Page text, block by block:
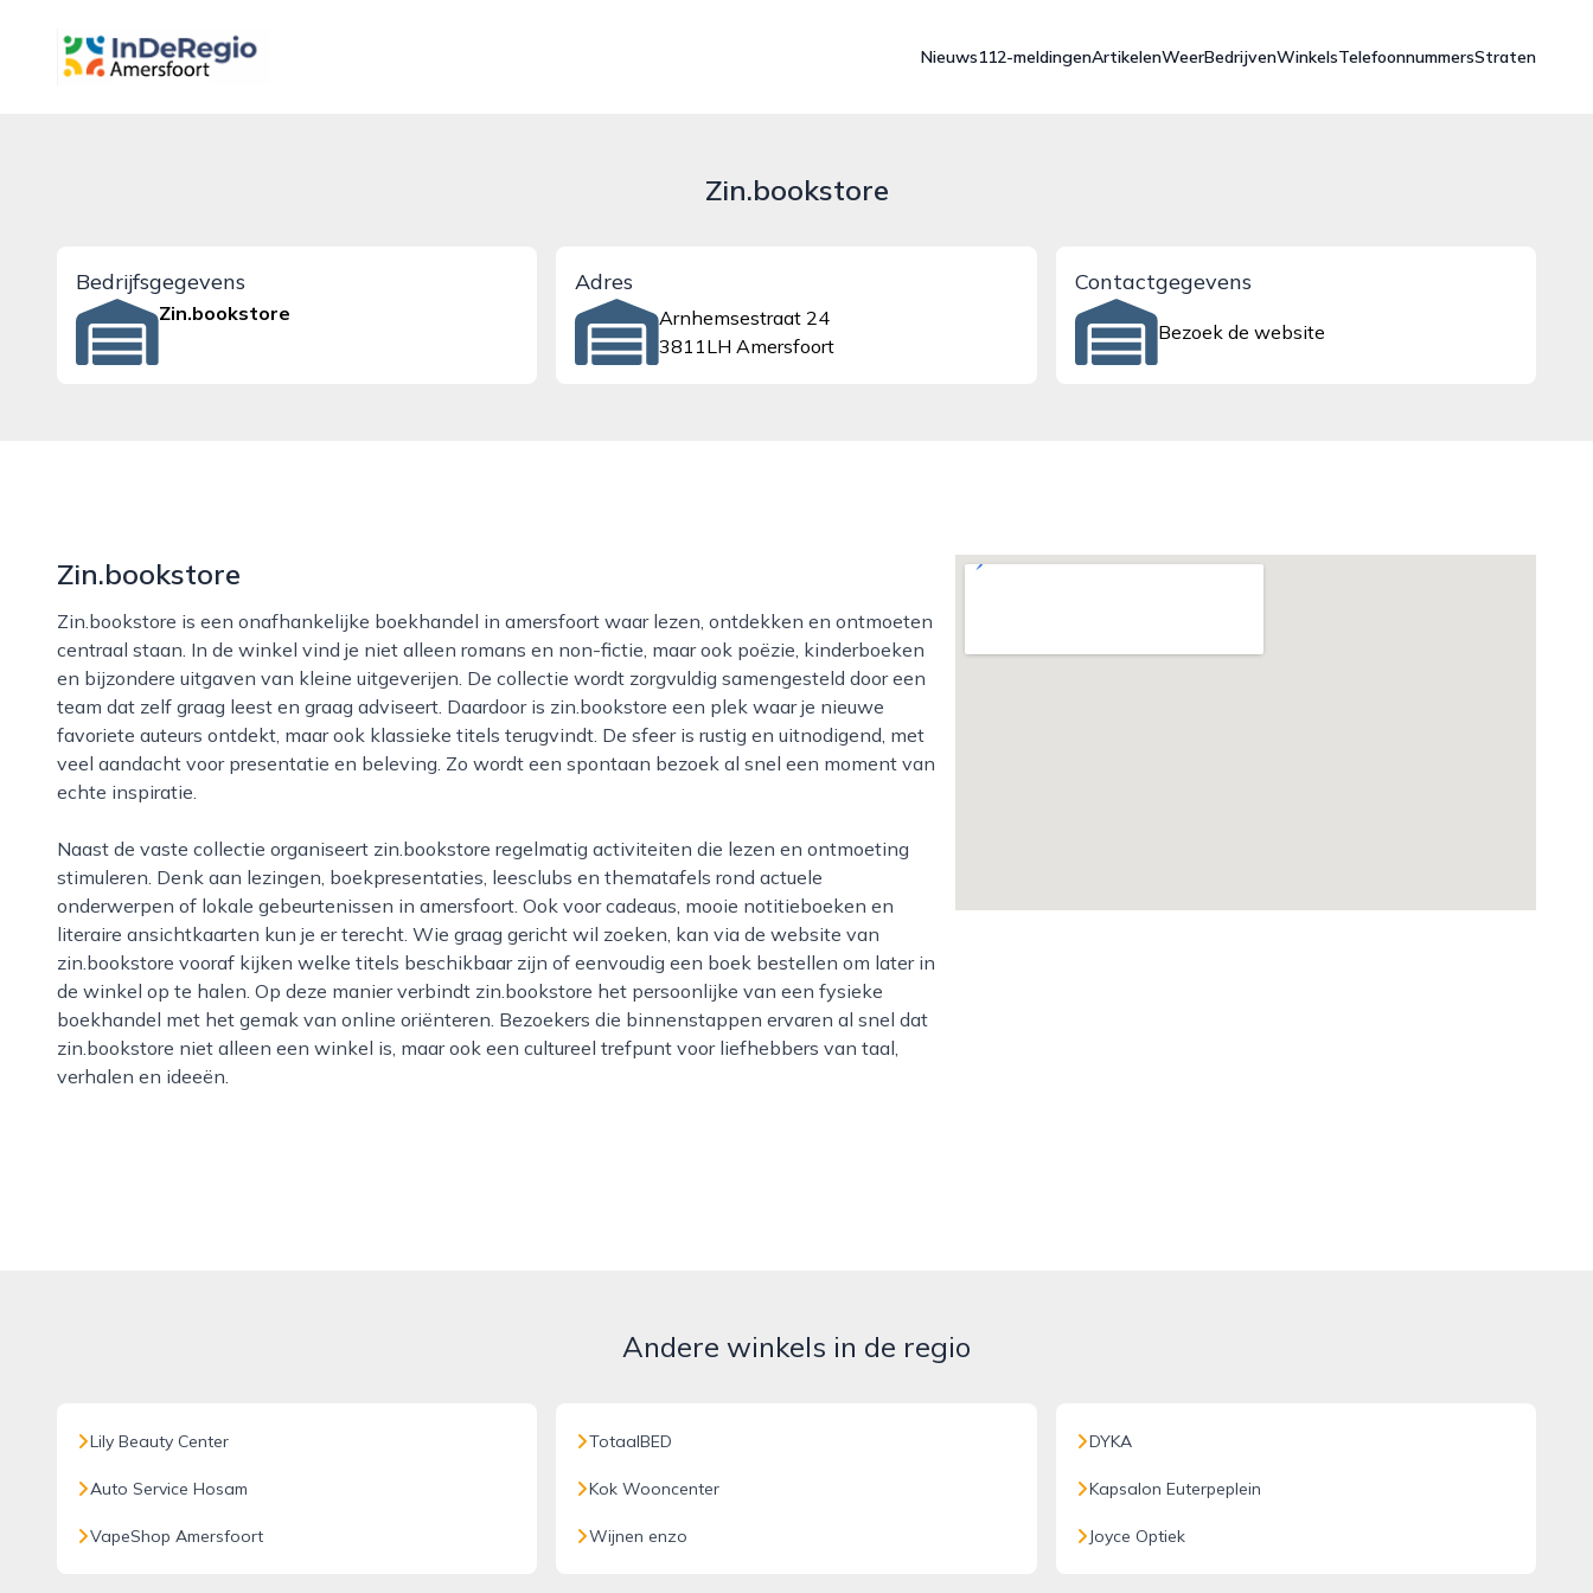
inderegioamersfoort.nl
Nieuws112-meldingenArtikelenWeerBedrijvenWinkelsTelefoonnummersStraten
Zin.bookstore
Bedrijfsgegevens
Zin.bookstore
Adres
Arnhemsestraat 24
3811LH Amersfoort
Contactgegevens
Bezoek de website
Zin.bookstore
Zin.bookstore is een onafhankelijke boekhandel in amersfoort waar lezen, ontdekken en ontmoeten
centraal staan. In de winkel vind je niet alleen romans en non-fictie, maar ook poëzie, kinderboeken
en bijzondere uitgaven van kleine uitgeverijen. De collectie wordt zorgvuldig samengesteld door een
team dat zelf graag leest en graag adviseert. Daardoor is zin.bookstore een plek waar je nieuwe
favoriete auteurs ontdekt, maar ook klassieke titels terugvindt. De sfeer is rustig en uitnodigend, met
veel aandacht voor presentatie en beleving. Zo wordt een spontaan bezoek al snel een moment van
echte inspiratie.
Naast de vaste collectie organiseert zin.bookstore regelmatig activiteiten die lezen en ontmoeting
stimuleren. Denk aan lezingen, boekpresentaties, leesclubs en thematafels rond actuele
onderwerpen of lokale gebeurtenissen in amersfoort. Ook voor cadeaus, mooie notitieboeken en
literaire ansichtkaarten kun je er terecht. Wie graag gericht wil zoeken, kan via de website van
zin.bookstore vooraf kijken welke titels beschikbaar zijn of eenvoudig een boek bestellen om later in
de winkel op te halen. Op deze manier verbindt zin.bookstore het persoonlijke van een fysieke
boekhandel met het gemak van online oriënteren. Bezoekers die binnenstappen ervaren al snel dat
zin.bookstore niet alleen een winkel is, maar ook een cultureel trefpunt voor liefhebbers van taal,
verhalen en ideeën.
Andere winkels in de regio
Lily Beauty Center
Auto Service Hosam
VapeShop Amersfoort
TotaalBED
Kok Wooncenter
Wijnen enzo
DYKA
Kapsalon Euterpeplein
Joyce Optiek